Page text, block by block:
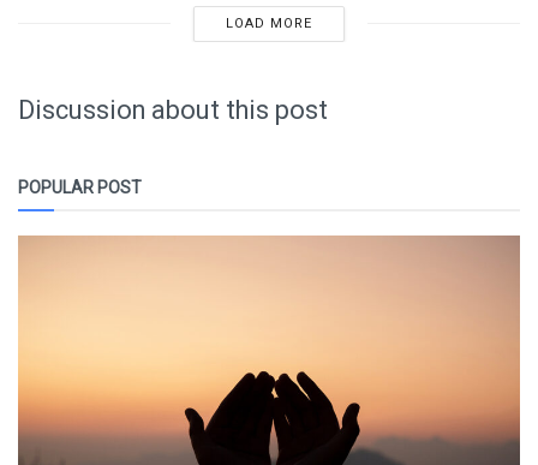
LOAD MORE
Discussion about this post
POPULAR POST